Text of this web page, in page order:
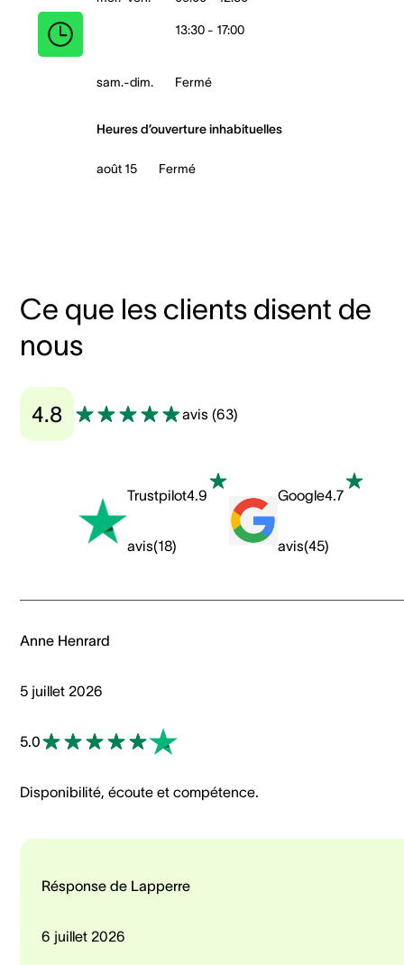
13:30 - 17:00
sam.-dim. Fermé
Heures d’ouverture inhabituelles
août 15 Fermé
Ce que les clients disent de
nous
4.8 avis (63)
Trustpilot4.9
avis(18)
Google4.7
avis(45)
Anne Henrard
5 juillet 2026
5.0
Disponibilité, écoute et compétence.
Résponse de Lapperre
6 juillet 2026